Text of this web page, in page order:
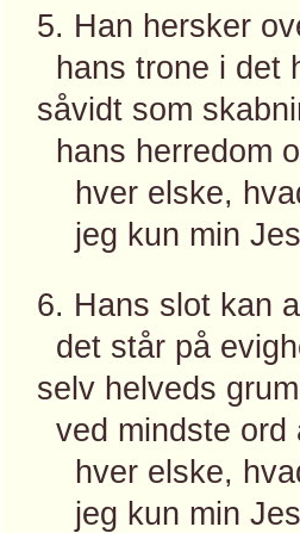
5. Han hersker
hans trone i det
såvidt som
hans herredom
hver elske,
jeg kun min
6. Hans slot kan
det står på
selv helveds
ved mindste ord
hver elske,
jeg kun min